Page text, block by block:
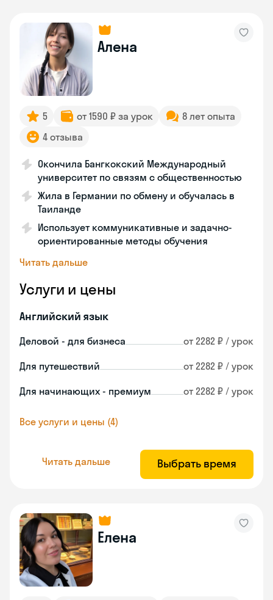
Алена
5 от 1590 ₽ за урок
8 лет опыта
4 отзыва
Окончила Бангкокский Международный
университет по связям с общественностью
Жила в Германии по обмену и обучалась в
Таиланде
Использует коммуникативные и задачно-
ориентированные методы обучения
Читать дальше
Услуги и цены
Английский язык
Деловой - для бизнеса от 2282 ₽ / урок
Для путешествий от 2282 ₽ / урок
Для начинающих - премиум от 2282 ₽ / урок
Все услуги и цены (4)
Читать дальше Выбрать время
Елена